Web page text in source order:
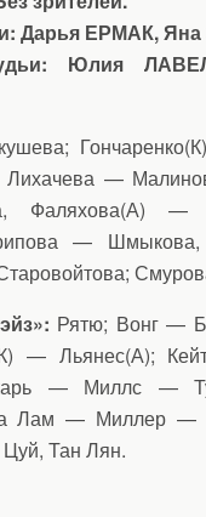
Дарья ЕРМАК,
Юлия
—
Фаляхова(А) —
—
Рятю; Вонг —
— Льянес(А);
— Миллс —
Лам — Миллер —
Тан Лян.